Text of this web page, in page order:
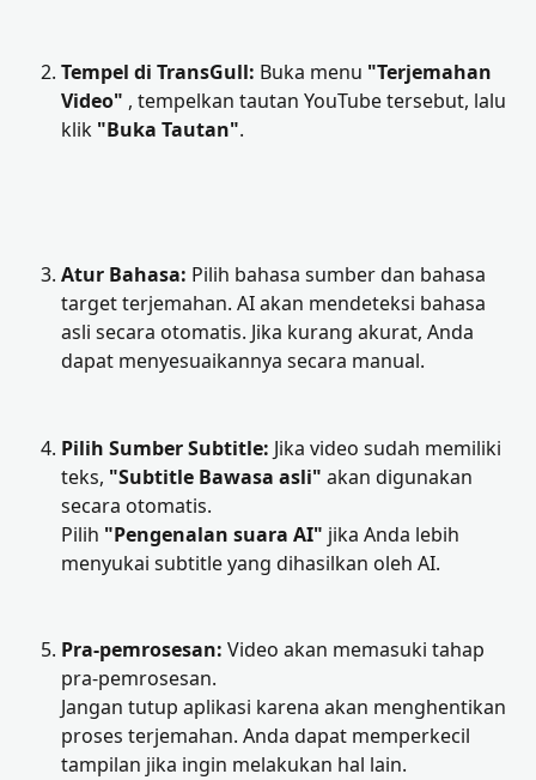
Tempel di TransGull: Buka menu "Terjemahan
Video" , tempelkan tautan YouTube tersebut, lalu
klik "Buka Tautan".
Atur Bahasa: Pilih bahasa sumber dan bahasa
target terjemahan. AI akan mendeteksi bahasa
asli secara otomatis. Jika kurang akurat, Anda
dapat menyesuaikannya secara manual.
Pilih Sumber Subtitle: Jika video sudah memiliki
teks, "Subtitle Bawasa asli" akan digunakan
secara otomatis.
Pilih "Pengenalan suara AI" jika Anda lebih
menyukai subtitle yang dihasilkan oleh AI.
Pra-pemrosesan: Video akan memasuki tahap
pra-pemrosesan.
Jangan tutup aplikasi karena akan menghentikan
proses terjemahan. Anda dapat memperkecil
tampilan jika ingin melakukan hal lain.